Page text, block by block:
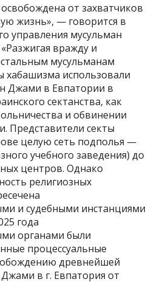
от захватчиков
жизнь», — говорится в
управления мусульман
вражду и
мусульманам
хабашизма использовали
Джами в Евпатории в
сектанства, как
и обвинении
Представители секты
целую сеть подполья —
учебного заведения) до
центров. Однако
религиозных
и судебными инстанциями
года
органами были
процессуальные
древнейшей
в г. Евпатория от